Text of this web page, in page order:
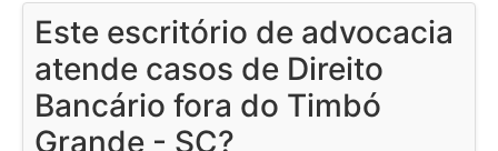
Este escritório de advocacia
atende casos de Direito
Bancário fora do Timbó
Grande - SC?